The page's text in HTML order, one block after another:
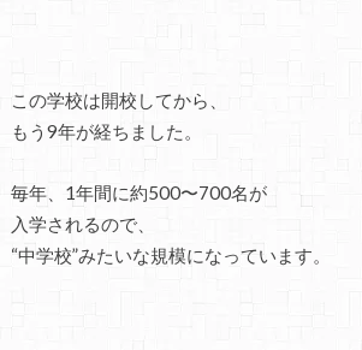
この学校は開校してから、
もう9年が経ちました。
毎年、1年間に約500〜700名が
入学されるので、
“中学校”みたいな規模になっています。